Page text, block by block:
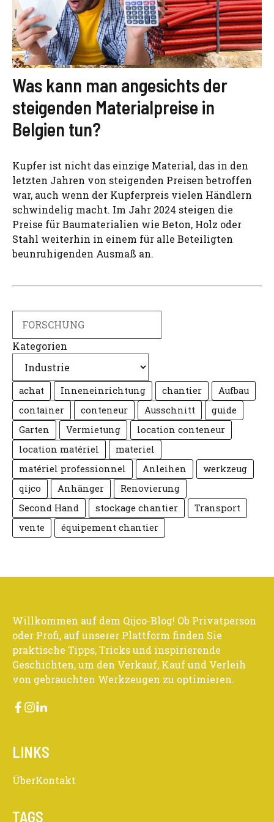
Was kann man angesichts der
steigenden Materialpreise in
Belgien tun?
Kupfer ist nicht das einzige Material, das in den
letzten Jahren von steigenden Preisen betroffen
war, auch wenn der Kupferpreis vielen Händlern
schwindelig macht. Im Jahr 2024 steigen die
Preise für Baumaterialien wie Beton, Holz oder
Stahl weiterhin in einem für alle Beteiligten
beunruhigenden Ausmaß an.
Kategorien
achat Inneneinrichtung chantier
Aufbau
container
conteneur Ausschnitt
guide
Garten
Vermietung
location conteneur
location matériel
materiel
matériel professionnel
Anleihen
werkzeug
qijco
Anhänger
Renovierung
Second Hand
stockage chantier
Transport
vente
équipement chantier
Willkommen auf dem Qijco-Blog! Ob Privatperson
oder Profi, auf unserer Plattform finden Sie
praktische Tipps, Tricks und inspirierende
Geschichten, um den Verkauf, Kauf und Verleih
von gebrauchten Werkzeugen zu optimieren.
LINKS
ÜberKontakt
TAGS